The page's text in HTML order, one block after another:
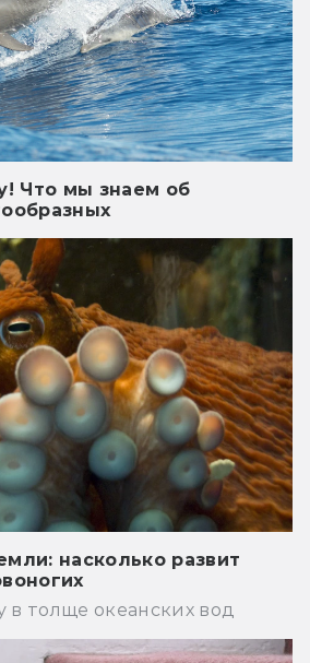
Что мы знаем об
насколько развит
в толще океанских вод